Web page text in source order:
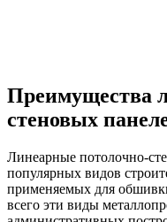
Преимущества
стеновых
Линеарные потолочно-
популярных видов
применяемых для
всего эти виды